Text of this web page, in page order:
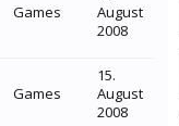
Games
August
2008
Games
15.
August
2008